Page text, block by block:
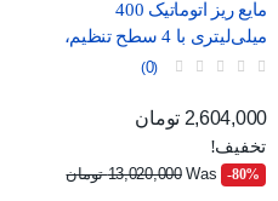
مایع ریز اتوماتیک 400
میلی‌لیتری با 4 سطح تنظیم،
موجود در دو رنگ سفید و
0
قیمت عادی
قیمت
2,604,000 تومان
تخفیف!
‎-80%
Was 13,020,000 تومان